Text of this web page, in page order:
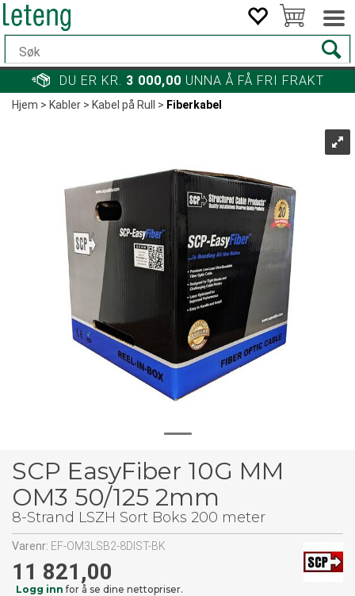
DU ER KR. 3 000,00 UNNA Å FÅ FRI FRAKT
Hjem>Kabler>Kabel på Rull > Fiberkabel
SCP EasyFiber 10G MM
OM3 50/125 2mm
8-Strand LSZH Sort Boks 200 meter
Varenr: EF-OM3LSB2-8DIST-BK
11 821,00
Logg inn for å se dine nettopriser.